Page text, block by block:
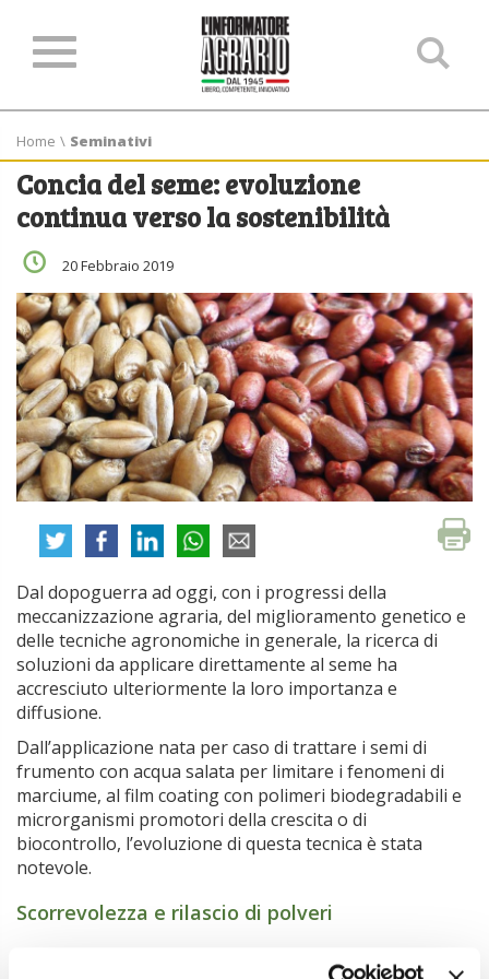
Home \ Seminativi
Concia del seme: evoluzione
continua verso la sostenibilità
20 Febbraio 2019
Dal dopoguerra ad oggi, con i progressi della
meccanizzazione agraria, del miglioramento genetico e
delle tecniche agronomiche in generale, la ricerca di
soluzioni da applicare direttamente al seme ha
accresciuto ulteriormente la loro importanza e
diffusione.
Dall’applicazione nata per caso di trattare i semi di
frumento con acqua salata per limitare i fenomeni di
marciume, al film coating con polimeri biodegradabili e
microrganismi promotori della crescita o di
biocontrollo, l’evoluzione di questa tecnica è stata
notevole.
Scorrevolezza e rilascio di polveri